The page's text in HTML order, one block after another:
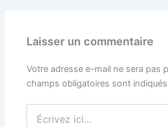
Laisser un commentaire
Votre adresse e-mail ne sera pas
champs obligatoires sont
ici…